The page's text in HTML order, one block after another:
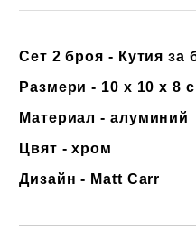
Сет 2 броя - Кутия за
Размери - 10 x 10 x 8
Материал - алуминий
Цвят - хром
Дизайн - Matt Carr